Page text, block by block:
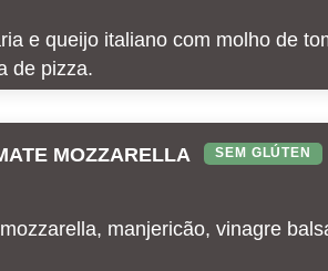
e queijo italiano com molho de
de pizza.
MOZZARELLA SEM GLÚTEN
manjericão, vinagre